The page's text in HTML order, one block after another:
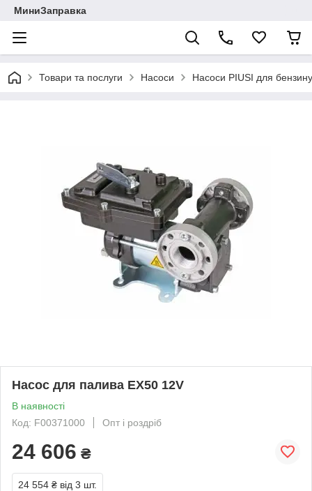
МиниЗаправка
Товари та послуги Насоси Насоси PIUSI для
Насос для палива EX50 12V
В наявності
Код: F00371000
Опт і роздріб
24 606 ₴
24 554 ₴ від 3 шт.